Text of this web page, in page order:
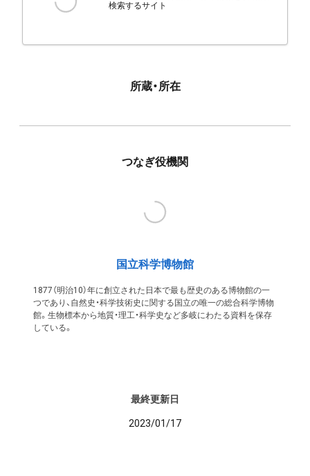
検索するサイト
所蔵・所在
つなぎ役機関
国立科学博物館
1877（明治10）年に創立された日本で最も歴史のある博物館の一
つであり、自然史・科学技術史に関する国立の唯一の総合科学博物
館。生物標本から地質・理工・科学史など多岐にわたる資料を保存
している。
最終更新日
2023/01/17